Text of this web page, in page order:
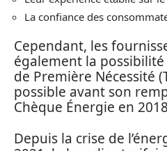
La confiance des
Cependant, les
également la
de Première Nécessité
possible avant son
Chèque Énergie en
Depuis la crise de